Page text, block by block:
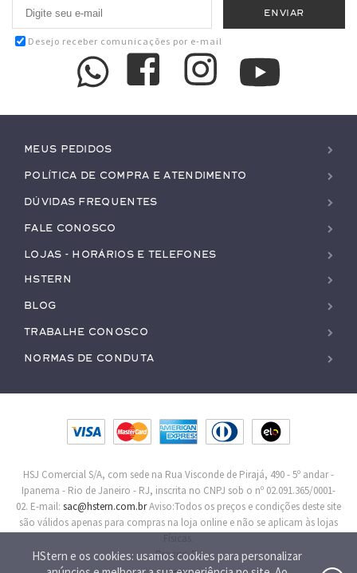
HStern e os cookies: usamos cookies para personalizar
Desejo receber comunicações por e-mail
Meus pedidos
Política de Compra e Atendimento
Dúvidas Frequentes
Fale conosco
Lojas - Horários e Telefones
HStern
Blog
Trabalhe conosco
Normas de Conduta
HSJ Comercial S/A, com sede na Rua Visconde de Pirajá, 490 - 5º andar -
Ipanema - Rio de Janeiro - RJ, inscrita no CNPJ sob o nº 02.091.365/0001-
02. E-mail: sac@hstern.com.brAviso:Todos os preços e condições deste site
são válidos apenas para compras na loja online e não se aplicam às lojas
Procon-RJ